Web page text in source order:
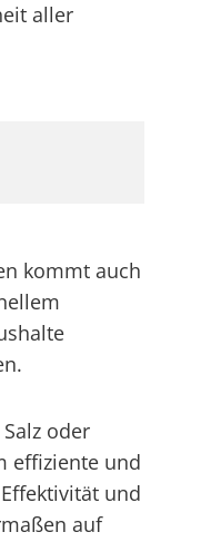
aller
kommt auch
oder
effiziente und
und
auf